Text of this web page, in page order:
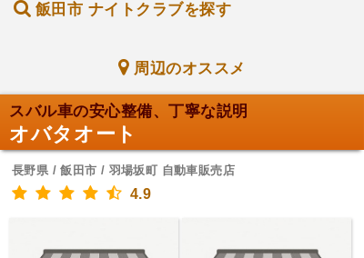
飯田市 ナイトクラブを探す
周辺のオススメ
スバル車の安心整備、丁寧な説明
オバタオート
長野県 / 飯田市 / 羽場坂町 自動車販売店
4.9